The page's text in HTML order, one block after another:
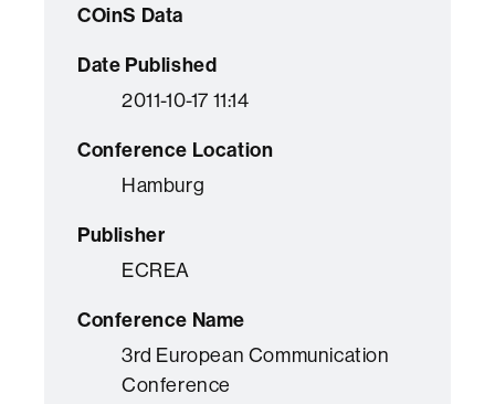
COinS Data
Date Published
2011-10-17 11:14
Conference Location
Hamburg
Publisher
ECREA
Conference Name
3rd European Communication
Conference